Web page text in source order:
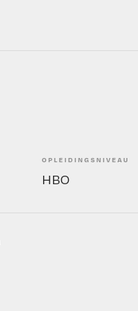
OPLEIDINGSNIVEAU
HBO